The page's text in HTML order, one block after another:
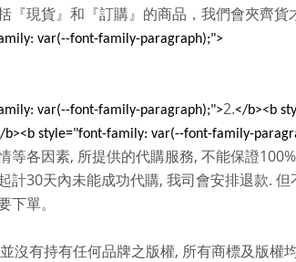
『現貨』和『訂購』的商品，我們會夾齊
var(--font-family-paragraph);">
var(--font-family-paragraph);">2.</b><b
b><b style="font-family: var(--font-family-
等各因素, 所提供的代購服務, 不能保證100%
計30天內未能成功代購, 我司會安排退款. 但
下單。
沒有持有任何品牌之版權, 所有商標及版權